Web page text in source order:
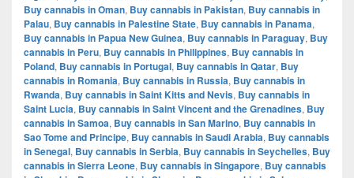
Buy cannabis in Oman, Buy cannabis in Pakistan, Buy cannabis in
Palau, Buy cannabis in Palestine State, Buy cannabis in Panama,
Buy cannabis in Papua New Guinea, Buy cannabis in Paraguay, Buy
cannabis in Peru, Buy cannabis in Philippines, Buy cannabis in
Poland, Buy cannabis in Portugal, Buy cannabis in Qatar, Buy
cannabis in Romania, Buy cannabis in Russia, Buy cannabis in
Rwanda, Buy cannabis in Saint Kitts and Nevis, Buy cannabis in
Saint Lucia, Buy cannabis in Saint Vincent and the Grenadines, Buy
cannabis in Samoa, Buy cannabis in San Marino, Buy cannabis in
Sao Tome and Principe, Buy cannabis in Saudi Arabia, Buy cannabis
in Senegal, Buy cannabis in Serbia, Buy cannabis in Seychelles, Buy
cannabis in Sierra Leone, Buy cannabis in Singapore, Buy cannabis